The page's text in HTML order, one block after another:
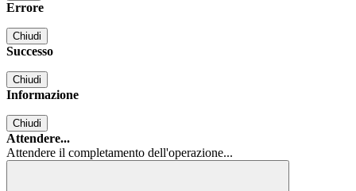
Errore
Chiudi
Successo
Chiudi
Informazione
Chiudi
Attendere...
Attendere il completamento dell'operazione...